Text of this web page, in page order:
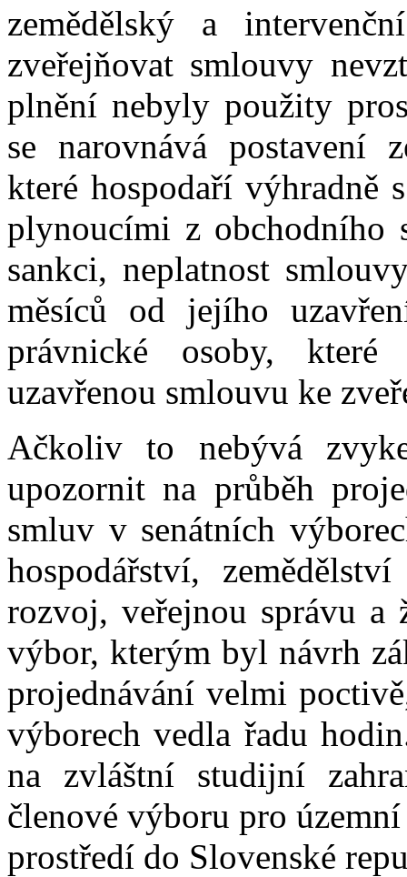
zemědělský a
zveřejňovat smlouvy
plnění nebyly použity
se narovnává postavení
které hospodaří výhradně
plynoucími z obchodního
sankci, neplatnost
měsíců od jejího
právnické osoby, které
uzavřenou smlouvu ke
Ačkoliv to nebývá
upozornit na průběh
smluv v senátních
hospodářství,
rozvoj, veřejnou správu a
výbor, kterým byl návrh
projednávání velmi
výborech vedla řadu
na zvláštní studijní
členové výboru pro
prostředí do Slovenské